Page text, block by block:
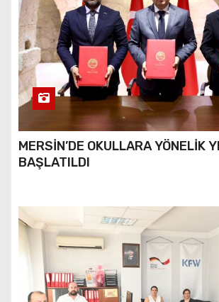
MERSİN’DE OKULLARA YÖNELİK
BAŞLATILDI